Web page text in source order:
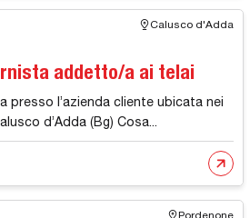
Calusco d'Adda
addetto/a ai telai
presso l’azienda cliente ubicata nei
d’Adda (Bg) Cosa...
Pordenone